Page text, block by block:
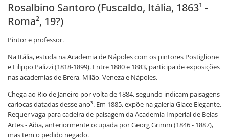
Rosalbino Santoro (Fuscaldo, Itália, 1863¹ -
Roma², 19?)
Pintor e professor.
Na Itália, estuda na Academia de Nápoles com os pintores Postiglione
e Filippo Palizzi (1818-1899). Entre 1880 e 1883, participa de exposições
nas academias de Brera, Milão, Veneza e Nápoles.
Chega ao Rio de Janeiro por volta de 1884, segundo indicam paisagens
cariocas datadas desse ano³. Em 1885, expõe na galeria Glace Elegante.
Requer vaga para cadeira de paisagem da Academia Imperial de Belas
Artes - Aiba, anteriormente ocupada por Georg Grimm (1846 - 1887),
mas tem o pedido negado.